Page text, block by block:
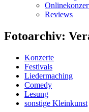
Reviews
Fotoarchiv:
Konzerte
Festivals
Liedermaching
Comedy
Lesung
sonstige Kleinkunst